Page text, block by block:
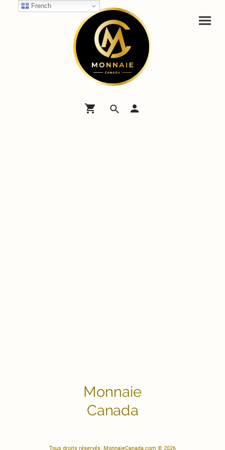
Monnaie
Canada
Tous droits réservés. MonnaieCanada.com © 2026
French